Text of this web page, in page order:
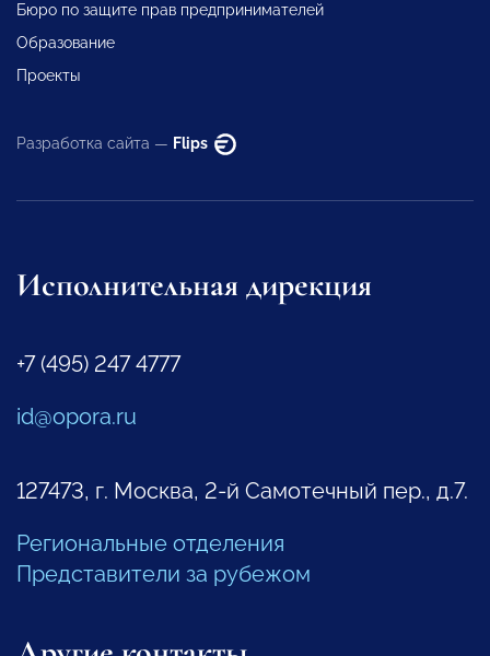
Бюро по защите прав предпринимателей
Образование
Проекты
Разработка сайта — Flips
Исполнительная дирекция
+7 (495) 247 4777
id@opora.ru
127473, г. Москва, 2-й Самотечный пер., д.7.
Региональные отделения
Представители за рубежом